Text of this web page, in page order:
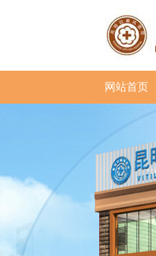
网站首页